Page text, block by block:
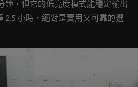
鐘，但它的低亮度模式能穩定輸出
2.5 小時，絕對是實用又可靠的選